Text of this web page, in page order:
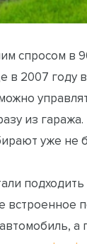
спросом в
в 2007 году
из
уже не
а